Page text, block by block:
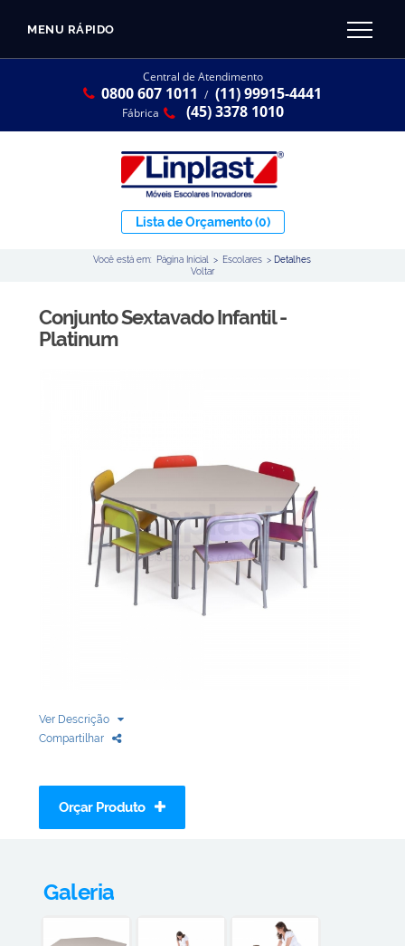
MENU RÁPIDO
Central de Atendimento
0800 607 1011 / (11) 99915-4441
Fábrica (45) 3378 1010
Lista de Orçamento(0)
Você está em: Página Inicial > Escolares >Detalhes
Voltar
Conjunto Sextavado Infantil -
Platinum
Ver Descrição
Compartilhar
Orçar Produto
Galeria
Linha Resina Plástica
Ambiente Maker
Quadro Branco
Linha Wood Prime
Cadeira especial
CATÁLOGO LINPLAST 2025
SOBRE A EMPRESA